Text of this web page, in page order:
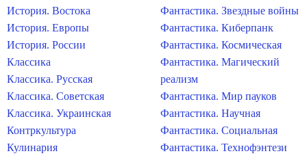
История. Востока
История. Европы
История. России
Классика
Классика. Русская
Классика. Советская
Классика. Украинская
Контркультура
Кулинария
Фантастика. Звездные войны
Фантастика. Киберпанк
Фантастика. Космическая
Фантастика. Магический
реализм
Фантастика. Мир пауков
Фантастика. Научная
Фантастика. Социальная
Фантастика. Технофэнтези